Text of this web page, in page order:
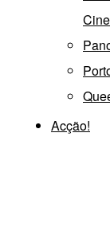
Acção!